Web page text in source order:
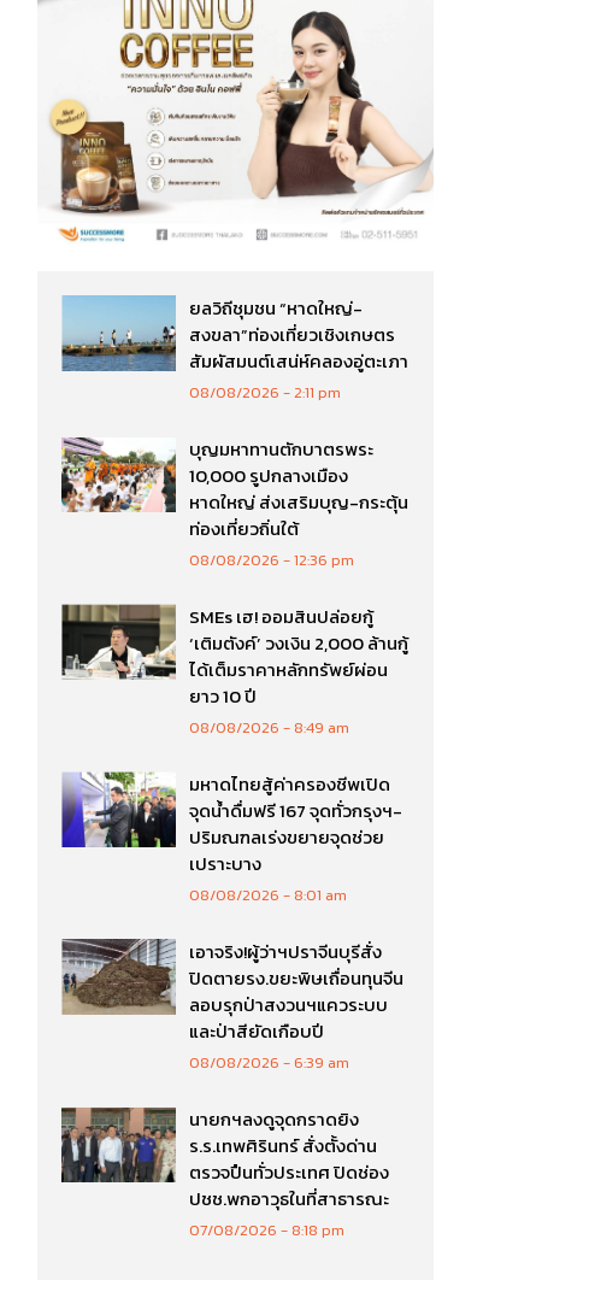
ยลวิถีชุมชน “หาดใหญ่-
สงขลา”ท่องเที่ยวเชิงเกษตร
สัมผัสมนต์เสน่ห์คลองอู่ตะเภา
08/08/2026 2:11 pm
บุญมหาทานตักบาตรพระ
10,000 รูปกลางเมือง
หาดใหญ่ ส่งเสริมบุญ-กระตุ้น
ท่องเที่ยวถิ่นใต้
08/08/2026 12:36 pm
SMEs เฮ! ออมสินปล่อยกู้
‘เติมตังค์’ วงเงิน 2,000 ล้านกู้
ได้เต็มราคาหลักทรัพย์ผ่อน
ยาว 10 ปี
08/08/2026 8:49 am
มหาดไทยสู้ค่าครองชีพเปิด
จุดน้ำดื่มฟรี 167 จุดทั่วกรุงฯ-
ปริมณฑลเร่งขยายจุดช่วย
เปราะบาง
08/08/2026 8:01 am
เอาจริง!ผู้ว่าฯปราจีนบุรีสั่ง
ปิดตายรง.ขยะพิษเถื่อนทุนจีน
ลอบรุกป่าสงวนฯแควระบบ
และป่าสียัดเกือบปี
08/08/2026 6:39 am
นายกฯลงดูจุดกราดยิง
ร.ร.เทพศิรินทร์ สั่งตั้งด่าน
ตรวจปืนทั่วประเทศ ปิดช่อง
ปชช.พกอาวุธในที่สาธารณะ
07/08/2026 8:18 pm